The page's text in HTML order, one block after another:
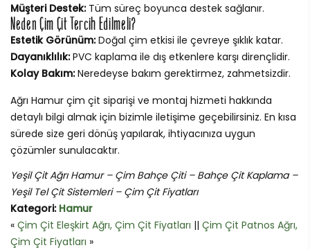
Müşteri Destek:Tüm süreç boyunca destek sağlanır.
Neden Çim Çit Tercih Edilmeli?
Estetik Görünüm:Doğal çim etkisi ile çevreye şıklık katar.
Dayanıklılık:PVC kaplama ile dış etkenlere karşı dirençlidir.
Kolay Bakım:Neredeyse bakım gerektirmez, zahmetsizdir.
Ağrı Hamur çim çit siparişi ve montaj hizmeti hakkında
detaylı bilgi almak için bizimle iletişime geçebilirsiniz. En kısa
sürede size geri dönüş yapılarak, ihtiyacınıza uygun
çözümler sunulacaktır.
Yeşil Çit Ağrı Hamur – Çim Bahçe Çiti – Bahçe Çit Kaplama –
Yeşil Tel Çit Sistemleri – Çim Çit Fiyatları
Kategori: Hamur
« Çim Çit Eleşkirt Ağrı, Çim Çit Fiyatları || Çim Çit Patnos Ağrı,
Çim Çit Fiyatları »